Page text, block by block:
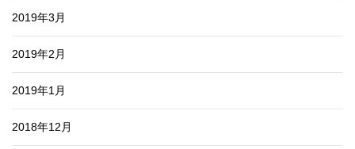
2019年3月
2019年2月
2019年1月
2018年12月